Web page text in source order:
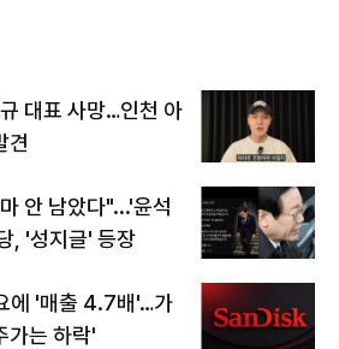
대표 사망…인천 아
견
안 남았다"...'윤석
, '성지글' 등장
에 '매출 4.7배'…가
가는 하락'